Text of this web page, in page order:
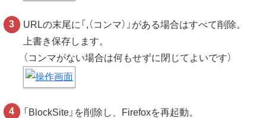
URLの末尾に「,（コンマ）」がある場合はすべて削除。
上書き保存します。
（コンマがない場合は何もせずに閉じてよいです）
「BlockSite」を削除し、Firefoxを再起動。